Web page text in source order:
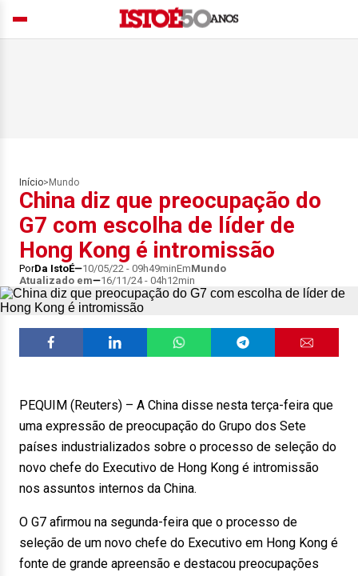
Início> Mundo
China diz que preocupação do
G7 com escolha de líder de
Hong Kong é intromissão
PorDa IstoÉ 10/05/22 - 09h49minEmMundo
Atualizado em
16/11/24 - 04h12min
PEQUIM (Reuters) – A China disse nesta terça-feira que
uma expressão de preocupação do Grupo dos Sete
países industrializados sobre o processo de seleção do
novo chefe do Executivo de Hong Kong é intromissão
nos assuntos internos da China.
O G7 afirmou na segunda-feira que o processo de
seleção de um novo chefe do Executivo em Hong Kong é
fonte de grande apreensão e destacou preocupações